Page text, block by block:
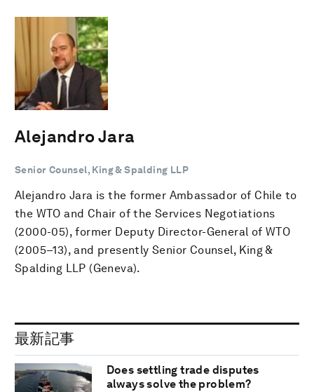
Alejandro Jara
Senior Counsel, King & Spalding LLP
Alejandro Jara is the former Ambassador of Chile to
the WTO and Chair of the Services Negotiations
(2000-05), former Deputy Director-General of WTO
(2005–13), and presently Senior Counsel, King &
Spalding LLP (Geneva).
最新記事
Does settling trade disputes
always solve the problem?